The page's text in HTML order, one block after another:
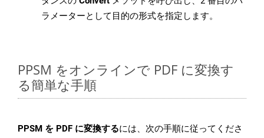
ラメーターとして目的の形式を指定します。
PPSM をオンラインで PDF に変換す
る簡単な手順
PPSM を PDF に変換するには、次の手順に従ってくださ